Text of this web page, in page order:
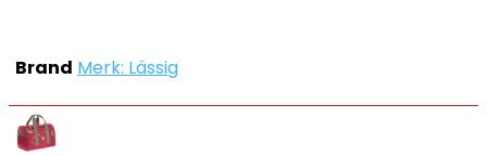
Brand Merk: Lässig